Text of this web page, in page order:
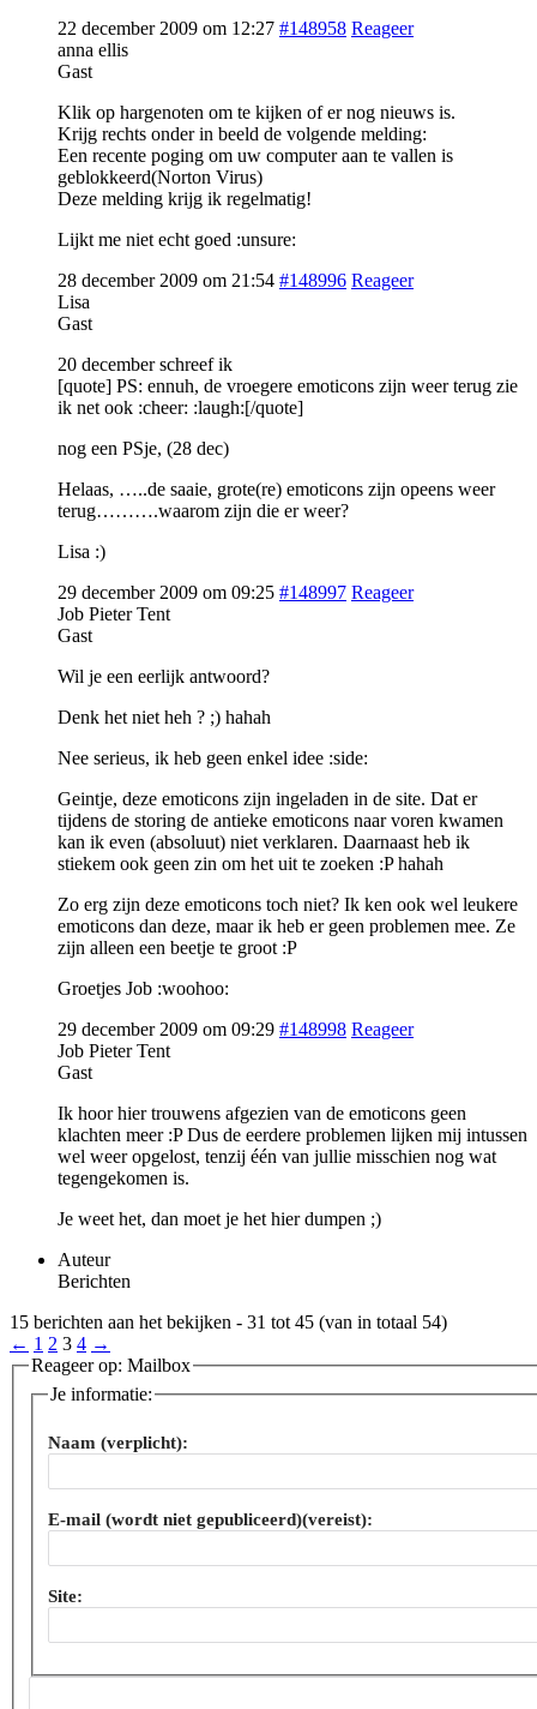
22 december 2009 om 12:27 #148958 Reageer
anna ellis
Gast
Klik op hargenoten om te kijken of er nog nieuws is.
Krijg rechts onder in beeld de volgende melding:
Een recente poging om uw computer aan te vallen is
geblokkeerd(Norton Virus)
Deze melding krijg ik regelmatig!
Lijkt me niet echt goed :unsure:
28 december 2009 om 21:54 #148996 Reageer
Lisa
Gast
20 december schreef ik
[quote] PS: ennuh, de vroegere emoticons zijn weer terug zie
ik net ook :cheer: :laugh:[/quote]
nog een PSje, (28 dec)
Helaas, …..de saaie, grote(re) emoticons zijn opeens weer
terug……….waarom zijn die er weer?
Lisa :)
29 december 2009 om 09:25 #148997 Reageer
Job Pieter Tent
Gast
Wil je een eerlijk antwoord?
Denk het niet heh ? ;) hahah
Nee serieus, ik heb geen enkel idee :side:
Geintje, deze emoticons zijn ingeladen in de site. Dat er
tijdens de storing de antieke emoticons naar voren kwamen
kan ik even (absoluut) niet verklaren. Daarnaast heb ik
stiekem ook geen zin om het uit te zoeken :P hahah
Zo erg zijn deze emoticons toch niet? Ik ken ook wel leukere
emoticons dan deze, maar ik heb er geen problemen mee. Ze
zijn alleen een beetje te groot :P
Groetjes Job :woohoo:
29 december 2009 om 09:29 #148998 Reageer
Job Pieter Tent
Gast
Ik hoor hier trouwens afgezien van de emoticons geen
klachten meer :P Dus de eerdere problemen lijken mij intussen
wel weer opgelost, tenzij één van jullie misschien nog wat
tegengekomen is.
Je weet het, dan moet je het hier dumpen ;)
Auteur
Berichten
15 berichten aan het bekijken - 31 tot 45 (van in totaal 54)
← 1 2 3 4 →
Reageer op: Mailbox
Je informatie:
Naam (verplicht):
E-mail (wordt niet gepubliceerd)(vereist):
Site: